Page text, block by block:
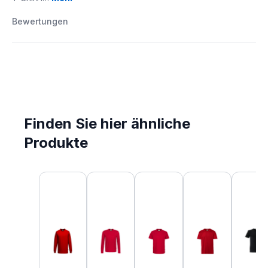
Bewertungen
Finden Sie hier ähnliche
Produkte
Produktgalerie überspringen